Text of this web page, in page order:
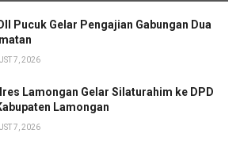
Pucuk Gelar Pengajian Gabungan Dua
7, 2026
Lamongan Gelar Silaturahim ke DPD
Lamongan
7, 2026